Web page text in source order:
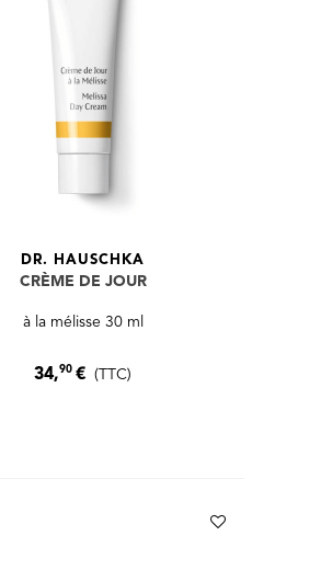
DR. HAUSCHKA
CRÈME DE JOUR
à la mélisse 30 ml
34,90€ (TTC)